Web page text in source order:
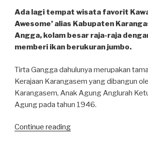
Ada lagi tempat wisata favorit
Awesome’ alias Kabupaten
Angga, kolam besar raja-raja
memberi ikan berukuran jumbo.
Tirta Gangga dahulunya merupakan
Kerajaan Karangasem yang dibangun
Karangasem, Anak Agung Anglurah
Agung pada tahun 1946.
Continue reading“Wisata